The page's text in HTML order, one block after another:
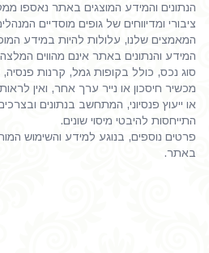
הנתונים והמידע המוצגים באתר נאספו
ציבורי ומדיווחים של גופים מוסדיים
המאמצים שלנו, עלולות להיות במידע
המידע והנתונים באתר אינם מהווים
סוג נכס, כולל בקופות גמל, קרנות
מכשיר חיסכון או נייר ערך אחר, ואין
או ייעוץ פנסיוני, המתחשב בנתונים
התייחסות להיבטי מיסוי שונים.
פרטים נוספים, בנוגע למידע והשימוש
באתר.